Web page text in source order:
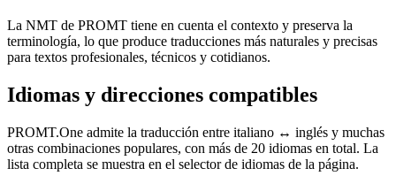
La NMT de PROMT tiene en cuenta el contexto y preserva la
terminología, lo que produce traducciones más naturales y precisas
para textos profesionales, técnicos y cotidianos.
Idiomas y direcciones compatibles
PROMT.One admite la traducción entre italiano ↔ inglés y muchas
otras combinaciones populares, con más de 20 idiomas en total. La
lista completa se muestra en el selector de idiomas de la página.